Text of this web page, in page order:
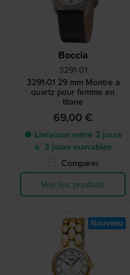
Boccia
3291-01
3291-01 29 mm Montre à
quartz pour femme en
titane
69,00 €
● Livraison entre 2 jours
à 3 jours ouvrables
Comparer
Voir les produits
Nouveau